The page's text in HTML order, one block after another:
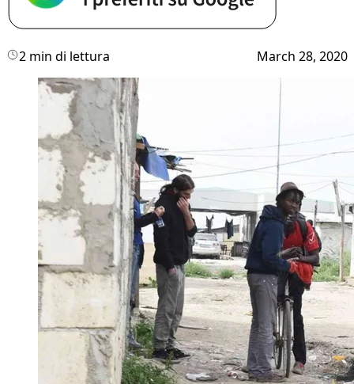
2 min di lettura March 28, 2020